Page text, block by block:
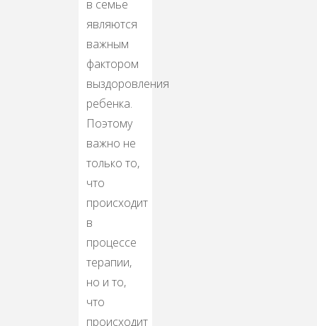
в семье
являются
важным
фактором
выздоровления
ребенка.
Поэтому
важно не
только то,
что
происходит
в
процессе
терапии,
но и то,
что
происходит